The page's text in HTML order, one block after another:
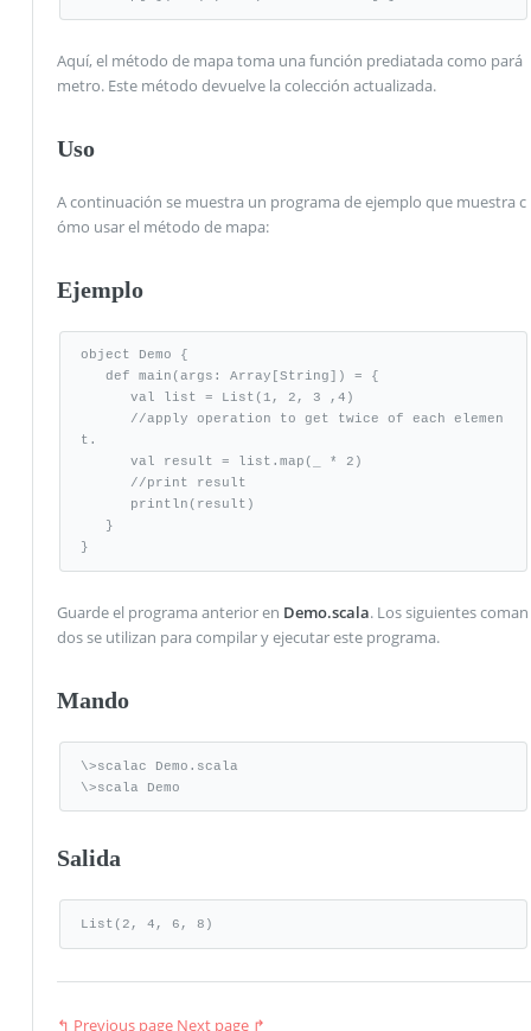
Aquí, el método de mapa toma una función prediatada como pará
metro. Este método devuelve la colección actualizada.
Uso
A continuación se muestra un programa de ejemplo que muestra c
ómo usar el método de mapa:
Ejemplo
object Demo {
t.
}
Guarde el programa anterior en Demo.scala. Los siguientes coman
dos se utilizan para compilar y ejecutar este programa.
Mando
\>scalac Demo.scala
\>scala Demo
Salida
List(2, 4, 6, 8)
↰ Previous page Next page ↱